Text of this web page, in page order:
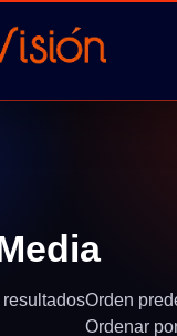
resultadosOrden
Ordenar